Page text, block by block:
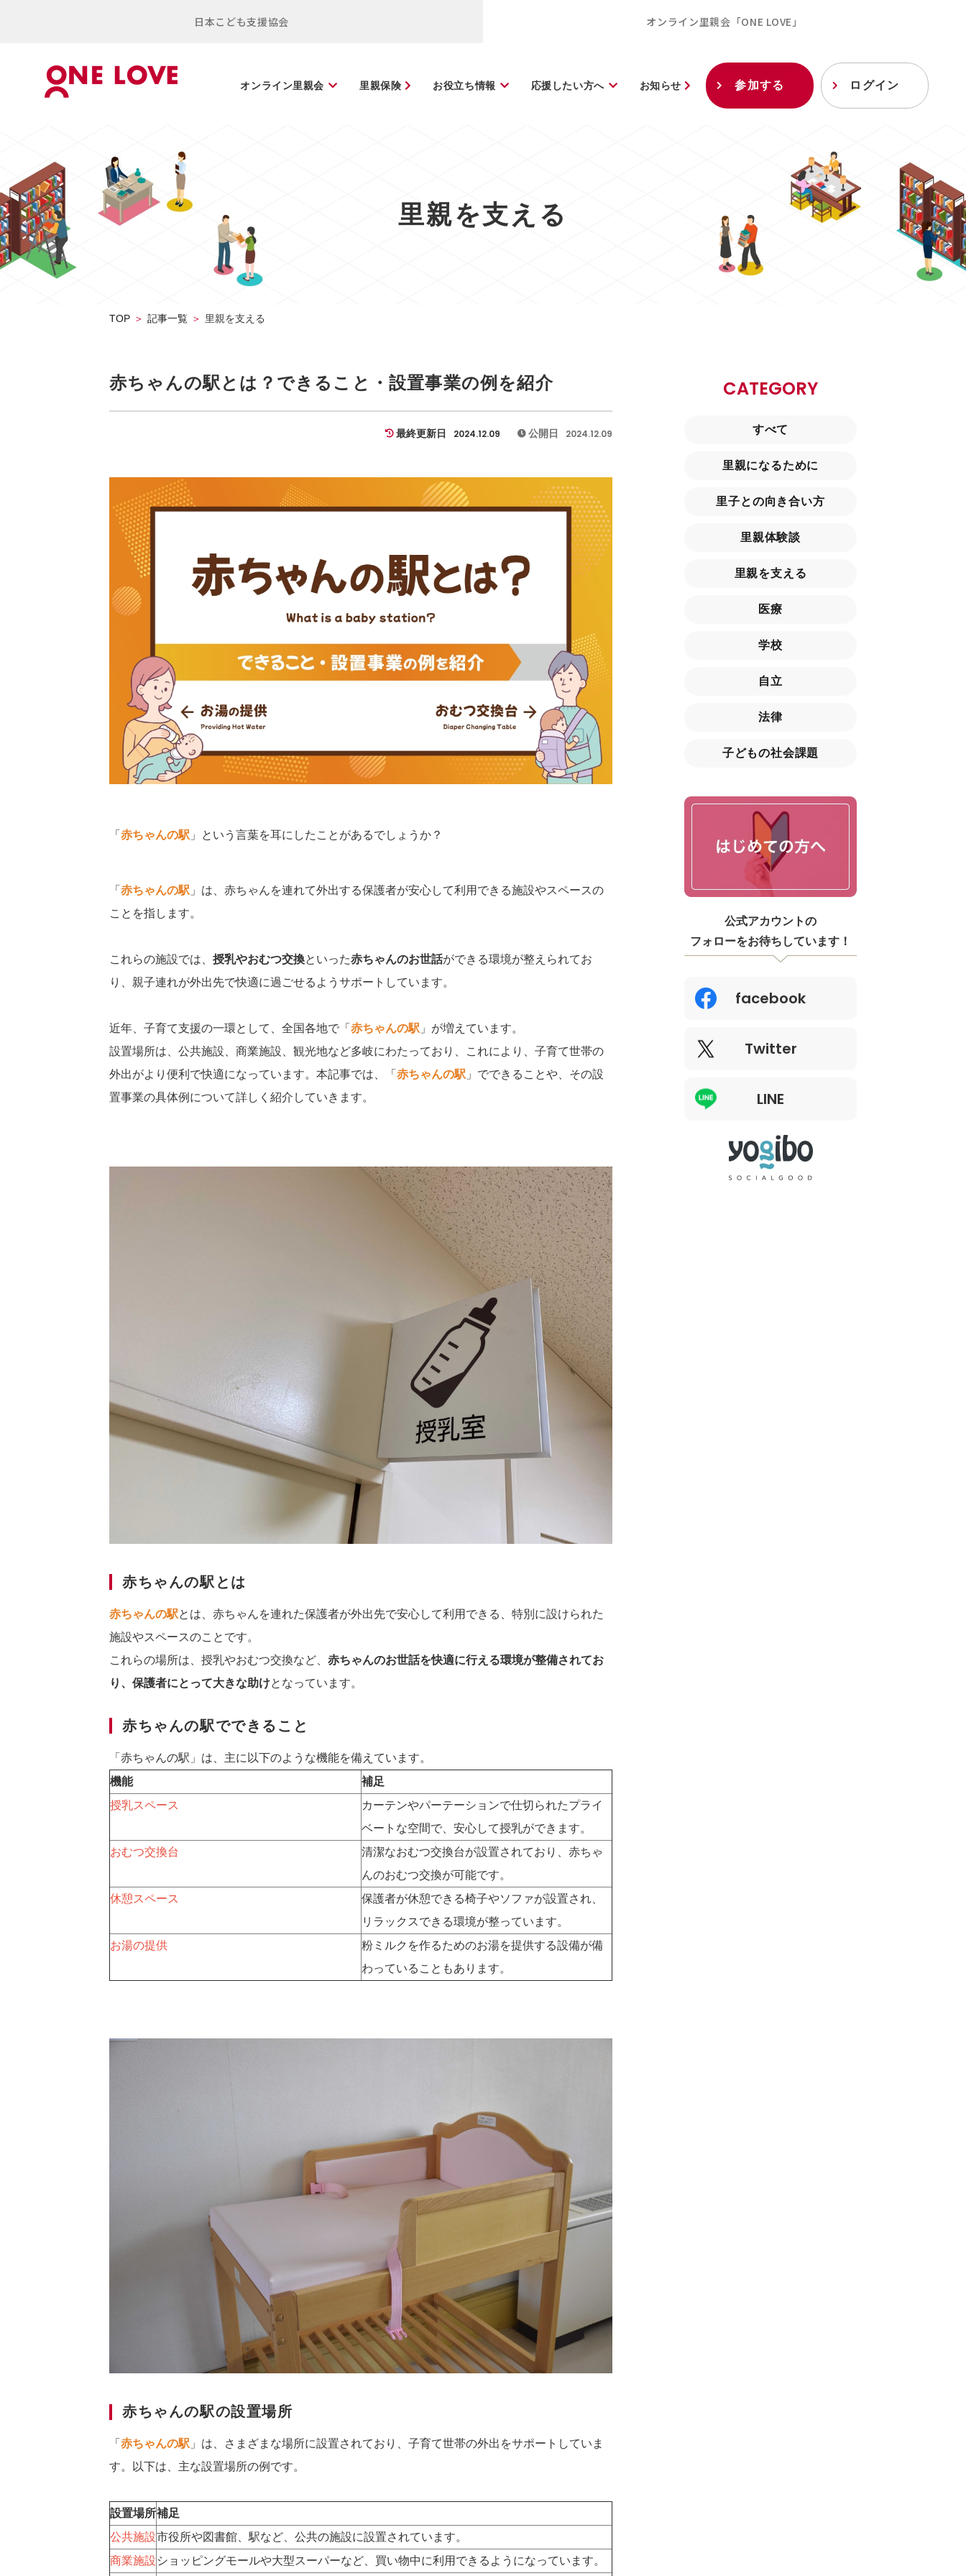
日本こども支援協会 オンライン里親会「ONE LOVE」
オンライン里親会 里親保険 お役立ち情報 応援したい方へ お知らせ 参加する ログイン
里親を支える
TOP 記事一覧 里親を支える
赤ちゃんの駅とは？できること・設置事業の例を紹介
最終更新日 2024.12.09 公開日 2024.12.09
「 赤ちゃんの駅 」という言葉を耳にしたことがあるでしょうか？
「 赤ちゃんの駅 」は、赤ちゃんを連れて外出する保護者が安心して利用できる施設やスペースの
ことを指します。
これらの施設では、 授乳やおむつ交換といった赤ちゃんのお世話ができる環境が整えられてお
り、親子連れが外出先で快適に過ごせるようサポートしています。
近年、子育て支援の一環として、全国各地で「 赤ちゃんの駅 」が増えています。
設置場所は、公共施設、商業施設、観光地など多岐にわたっており、これにより、子育て世帯の
外出がより便利で快適になっています。本記事では、「 赤ちゃんの駅 」でできることや、その設
置事業の具体例について詳しく紹介していきます。
赤ちゃんの駅とは
赤ちゃんの駅とは、赤ちゃんを連れた保護者が外出先で安心して利用できる、特別に設けられた
施設やスペースのことです。
これらの場所は、授乳やおむつ交換など、 赤ちゃんのお世話を快適に行える環境が整備されてお
り、保護者にとって大きな助けとなっています。
赤ちゃんの駅でできること
「赤ちゃんの駅」は、主に以下のような機能を備えています。
機能
補足
授乳スペース
カーテンやパーテーションで仕切られたプライ
ベートな空間で、安心して授乳ができます。
おむつ交換台
清潔なおむつ交換台が設置されており、赤ちゃ
んのおむつ交換が可能です。
休憩スペース
保護者が休憩できる椅子やソファが設置され、
リラックスできる環境が整っています。
お湯の提供
粉ミルクを作るためのお湯を提供する設備が備
わっていることもあります。
赤ちゃんの駅の設置場所
「 赤ちゃんの駅 」は、さまざまな場所に設置されており、子育て世帯の外出をサポートしていま
す。以下は、主な設置場所の例です。
設置場所補足
公共施設市役所や図書館、駅など、公共の施設に設置されています。
商業施設 ショッピングモールや大型スーパーなど、買い物中に利用できるようになっています。
CATEGORY
すべて
里親になるために
里子との向き合い方
里親体験談
里親を支える
医療
学校
自立
法律
子どもの社会課題
公式アカウントの
フォローをお待ちしています！
facebook
Twitter
LINE